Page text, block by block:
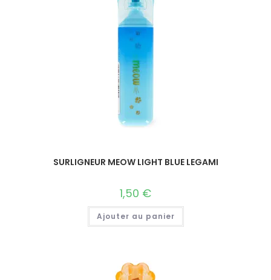
SURLIGNEUR MEOW LIGHT BLUE LEGAMI
1,50 €
Ajouter au panier